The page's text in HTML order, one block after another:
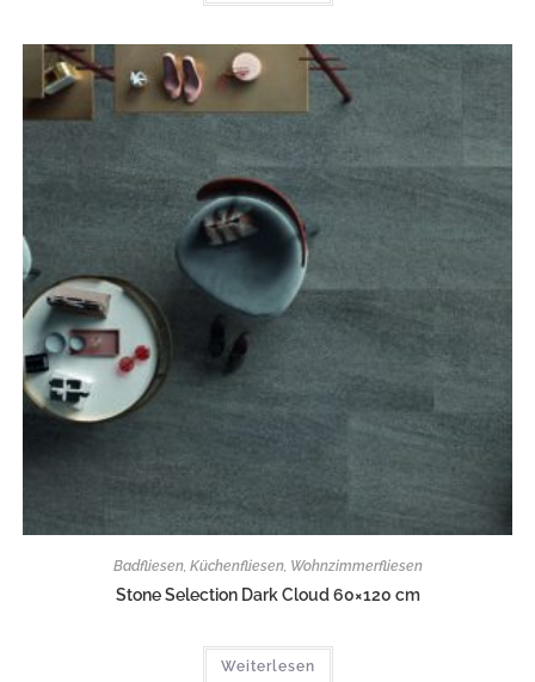
Badfliesen, Küchenfliesen, Wohnzimmerfliesen
Stone Selection Dark Cloud 60×120 cm
Weiterlesen